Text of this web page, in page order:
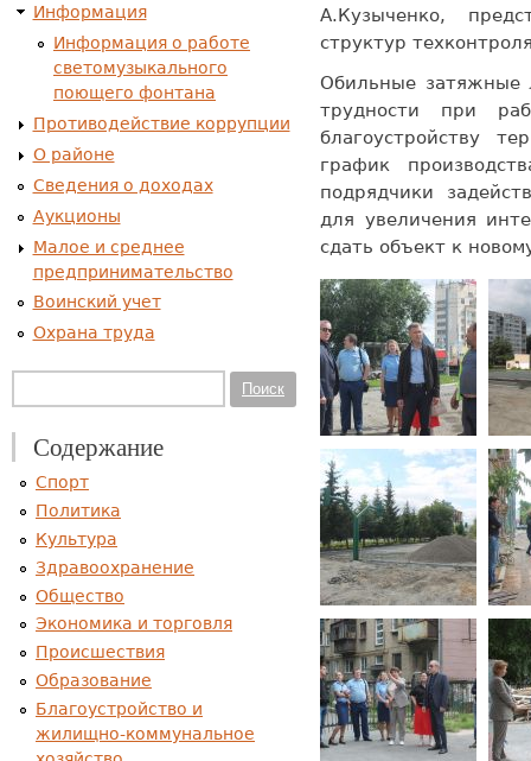
А.Кузыченко,
структур
Обильные затяжные
трудности при
благоустройству
график
подрядчики
для увеличения
сдать объект к
Информация
Информация о работе
светомузыкального
поющего фонтана
Противодействие коррупции
О районе
Сведения о доходах
Аукционы
Малое и среднее
предпринимательство
Воинский учет
Охрана труда
Поиск
Содержание
Спорт
Политика
Культура
Здравоохранение
Общество
Экономика и торговля
Происшествия
Образование
Благоустройство и
жилищно-коммунальное